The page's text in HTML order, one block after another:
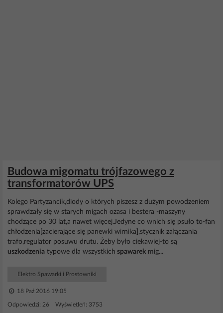
Budowa migomatu trójfazowego z
transformatorów UPS
Kolego Partyzancik,diody o których piszesz z dużym powodzeniem
sprawdzały się w starych migach ozasa i bestera -maszyny
chodzące po 30 lat,a nawet więcej.Jedyne co wnich się psuło to-fan
chłodzenia[zacierające się panewki wirnika],stycznik załączania
trafo,regulator posuwu drutu. Żeby było ciekawiej-to są
uszkodzenia typowe dla wszystkich spawarek mig...
Elektro Spawarki i Prostowniki
18 Paź 2016 19:05
Odpowiedzi: 26 Wyświetleń: 3753